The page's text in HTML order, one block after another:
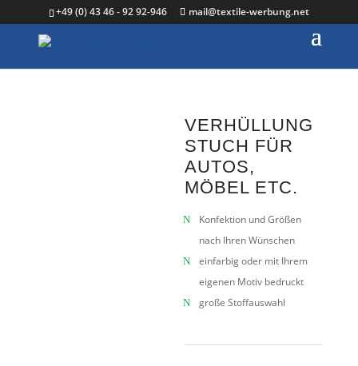
+49 (0) 43 46 - 92 92-946 mail@textile-werbung.net
VERHÜLLUNG
STUCH FÜR
AUTOS,
MÖBEL ETC.
Konfektion und Größen
nach Ihren Wünschen
einfarbig oder mit Ihrem
eigenen Motiv bedruckt
große Stoffauswahl